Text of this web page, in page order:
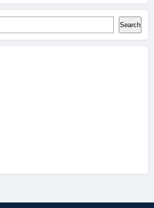
Search